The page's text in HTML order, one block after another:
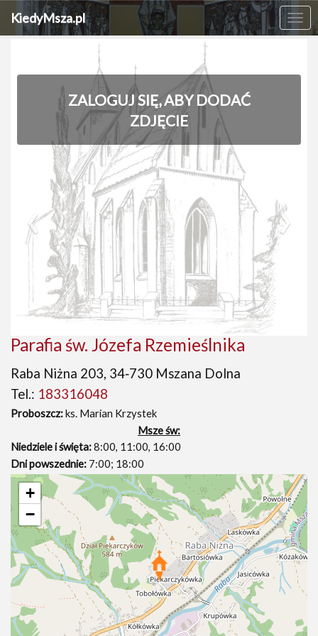
KiedyMsza.pl
ZALOGUJ SIĘ, ABY DODAĆ
ZDJĘCIE
‹ ›
Parafia św. Józefa Rzemieślnika
Raba Niżna 203, 34‑730 Mszana Dolna
Tel.: 183316048
Proboszcz:ks. Marian Krzystek
Msze św:
Niedziele i święta:8:00, 11:00, 16:00
Dni powszednie: 7:00; 18:00
+
−